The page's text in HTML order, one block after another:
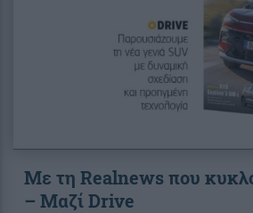
Με τη Realnews που
– Μαζί Drive